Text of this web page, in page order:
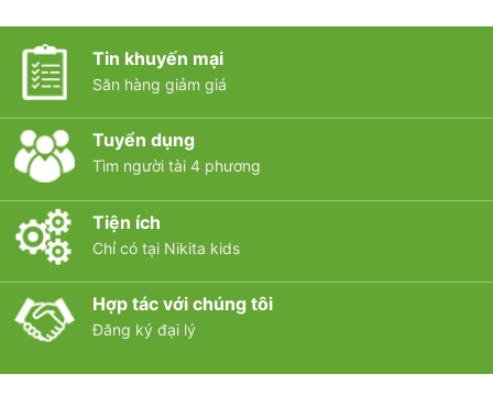
Tin khuyến mại
Săn hàng giảm giá
Tuyển dụng
Tìm người tài 4 phương
Tiện ích
Chỉ có tại Nikita kids
Hợp tác với chúng tôi
Đăng ký đại lý